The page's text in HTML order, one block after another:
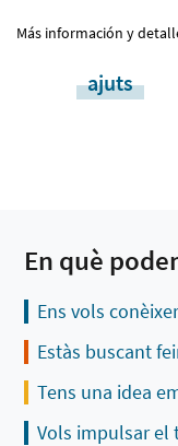
Más información y
ajuts
En què
Ens vols
Estàs buscant
Tens una idea
Vols impulsar el